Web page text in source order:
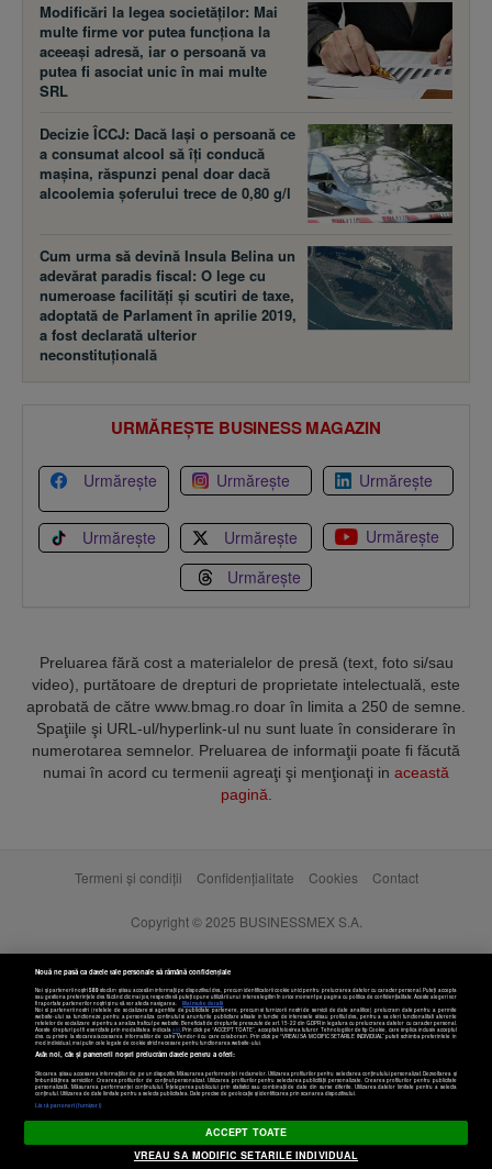
Modificări la legea societăţilor: Mai
multe firme vor putea funcţiona la
aceeaşi adresă, iar o persoană va
putea fi asociat unic în mai multe
SRL
Decizie ÎCCJ: Dacă laşi o persoană ce
a consumat alcool să îţi conducă
maşina, răspunzi penal doar dacă
alcoolemia şoferului trece de 0,80 g/l
Cum urma să devină Insula Belina un
adevărat paradis fiscal: O lege cu
numeroase facilităţi şi scutiri de taxe,
adoptată de Parlament în aprilie 2019,
a fost declarată ulterior
neconstituţională
URMĂREȘTE BUSINESS MAGAZIN
Urmărește Urmărește Urmărește
Urmărește Urmărește
Urmărește
Urmărește
Preluarea fără cost a materialelor de presă (text, foto si/sau
video), purtătoare de drepturi de proprietate intelectuală, este
aprobată de către www.bmag.ro doar în limita a 250 de semne.
Spaţiile şi URL-ul/hyperlink-ul nu sunt luate în considerare în
numerotarea semnelor. Preluarea de informaţii poate fi făcută
numai în acord cu termenii agreaţi şi menţionaţi in această
pagină.
Termeni și condiții Confidențialitate Cookies Contact
Copyright © 2025 BUSINESSMEX S.A.
Setări cookies
Nouă ne pasă ca datele tale personale să rămână confidențiale
Noi și partenerii noștri589stocăm și/sau accesăm informații pe dispozitivul dvs., precum identificatorii cookie unici pentru prelucrarea datelor cu caracter personal. Puteți accepta
sau gestiona preferințele dvs. făcând clic mai jos, respectiv vă puteți opune utilizării unui interes legitim în orice moment pe pagina cu politica de confidențialitate. Aceste alegeri vor
fi raportate partenerilor noștri și nu vă vor afecta navigarea.
Mai multe detalii
Noi si partenerii nostri (retelele de socializare si agentiile de publicitate partenere, precum si furnizorii nostri de servicii de date analitice) prelucram date pentru a permite
website-ului sa functioneze, pentru a personaliza continutul si anunturile publicitare afisate in functie de interesele si/sau profilul dvs., pentru a va oferi functionalitati aferente
retelelor de socializare si pentru a analiza traficul pe website. Beneficiati de drepturile prevazute de art. 15-22 din GDPR in legatura cu prelucrarea datelor cu caracter personal.
Aceste drepturi pot fi exercitate prin modalitatea indicataaici. Prin click pe “ACCEPT TOATE”, acceptati folosirea tuturor Tehnologiilor de tip Cookie, care implica inclusiv acceptul
dvs. cu privire la stocarea/accesarea informatiilor de catre Vendor-ii cu care colaboram. Prin click pe “VREAU SA MODIFIC SETARILE INDIVIDUAL” puteti schimba preferintele in
mod individual, mai putin cele legate de cookie strict necesare pentru functionarea website-ului.
Atât noi, cât și partenerii noștri prelucrăm datele pentru a oferi:
Stocarea și/sau accesarea informațiilor de pe un dispozitiv. Măsurarea performanței reclamelor. Utilizarea profilurilor pentru selectarea conținutului personalizat. Dezvoltarea și
îmbunătățirea serviciilor. Crearea profilurilor de conținut personalizat. Utilizarea profilurilor pentru selectarea publicității personalizate. Crearea profilurilor pentru publicitate
personalizată. Măsurarea performanței conținutului. Înțelegerea publicului prin statistici sau combinații de date din surse diferite. Utilizarea datelor limitate pentru a selecta
conținutul. Utilizarea de date limitate pentru a selecta publicitatea. Date precise de geolocație și identificarea prin scanarea dispozitivului.
Listă parteneri (furnizori)
ACCEPT TOATE
VREAU SA MODIFIC SETARILE INDIVIDUAL